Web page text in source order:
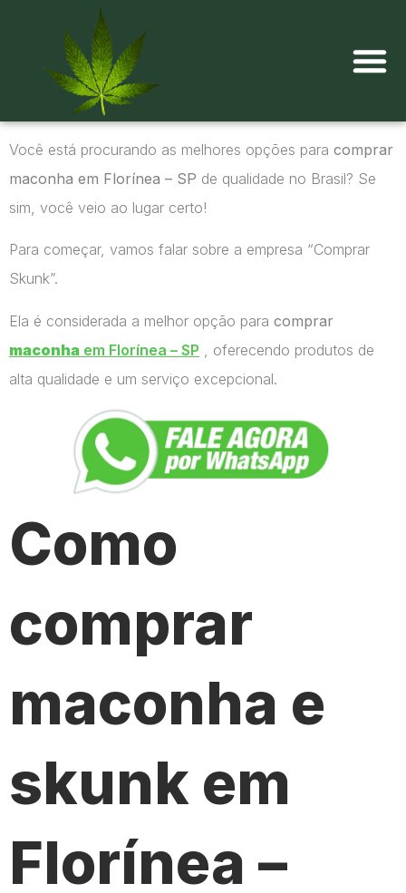
Você está procurando as melhores opções para comprar
maconha em Florínea – SP de qualidade no Brasil? Se
sim, você veio ao lugar certo!
Para começar, vamos falar sobre a empresa “Comprar
Skunk”.
Ela é considerada a melhor opção para comprar
maconha em Florínea – SP , oferecendo produtos de
alta qualidade e um serviço excepcional.
Como
comprar
maconha e
skunk em
Florínea –